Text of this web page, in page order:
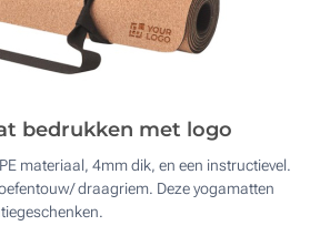
bedrukken met logo
materiaal, 4mm dik, en een instructievel.
draagriem. Deze yogamatten